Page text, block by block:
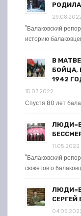
"Балаковский
историю
В
БОЙЦА,
1942
15.07.2022
Спустя 80 лет
11.05.2022
"Балаковский
сюжетов о
СЕРГЕЙ